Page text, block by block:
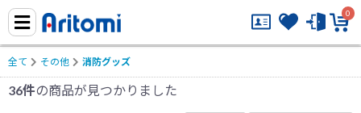
0
全て その他 消防グッズ
36件の商品が見つかりました